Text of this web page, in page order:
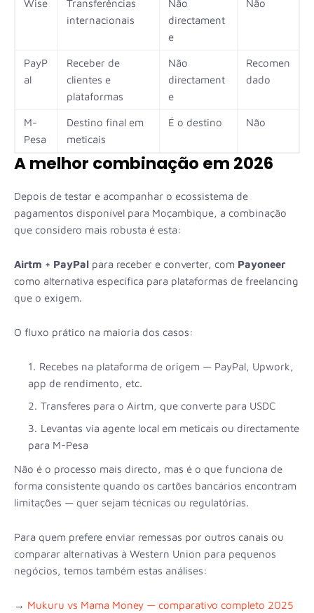
Wise
Transferências
internacionais
Não
directament
e
Não
PayP
al
Receber de
clientes e
plataformas
Não
directament
e
Recomen
dado
M-
Pesa
Destino final em
meticais
É o destino Não
A melhor combinação em 2026
Depois de testar e acompanhar o ecossistema de
pagamentos disponível para Moçambique, a combinação
que considero mais robusta é esta:
Airtm + PayPal para receber e converter, com Payoneer
como alternativa específica para plataformas de freelancing
que o exigem.
O fluxo prático na maioria dos casos:
Recebes na plataforma de origem — PayPal, Upwork,
app de rendimento, etc.
Transferes para o Airtm, que converte para USDC
Levantas via agente local em meticais ou directamente
para M-Pesa
Não é o processo mais directo, mas é o que funciona de
forma consistente quando os cartões bancários encontram
limitações — quer sejam técnicas ou regulatórias.
Para quem prefere enviar remessas por outros canais ou
comparar alternativas à Western Union para pequenos
negócios, temos também estas análises:
→ Mukuru vs Mama Money — comparativo completo 2025